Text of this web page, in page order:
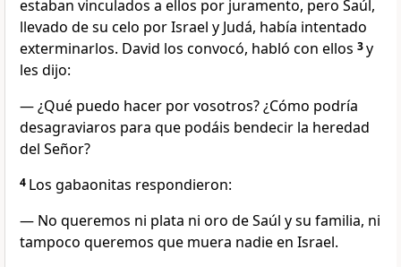
estaban vinculados a ellos por juramento, pero Saúl,
llevado de su celo por Israel y Judá, había intentado
exterminarlos. David los convocó, habló con ellos 3y
les dijo:
— ¿Qué puedo hacer por vosotros? ¿Cómo podría
desagraviaros para que podáis bendecir la heredad
del Señor?
4 Los gabaonitas respondieron:
— No queremos ni plata ni oro de Saúl y su familia, ni
tampoco queremos que muera nadie en Israel.